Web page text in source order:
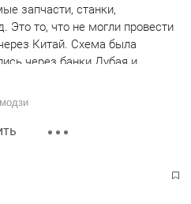
запчасти, станки,
Это то, что не могли провести
Китай. Схема была
через банки Дубая и
а далее сухопутным путем
России. А наиболее важные
запчастей шли уже по
России через фирм-